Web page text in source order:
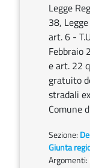
Legge
38,
art. 6 -
Febbraio
e art. 22
gratuito
stradali
Comune
Sezione:
Giunta
Argomenti: